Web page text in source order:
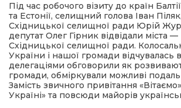
Під час робочого візиту до країн
та Естонії, селищний голова Іван
Східницької селищної ради Юрій
депутат Олег Гірник відвідали міста
Східницької селищної ради.
України і нашої громади
делегаціями обговорили як
громади, обміркували можливі
Замість звичного привітання
Україні» та повсюди майорів